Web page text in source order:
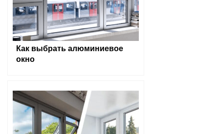
Как выбрать алюминиевое
окно